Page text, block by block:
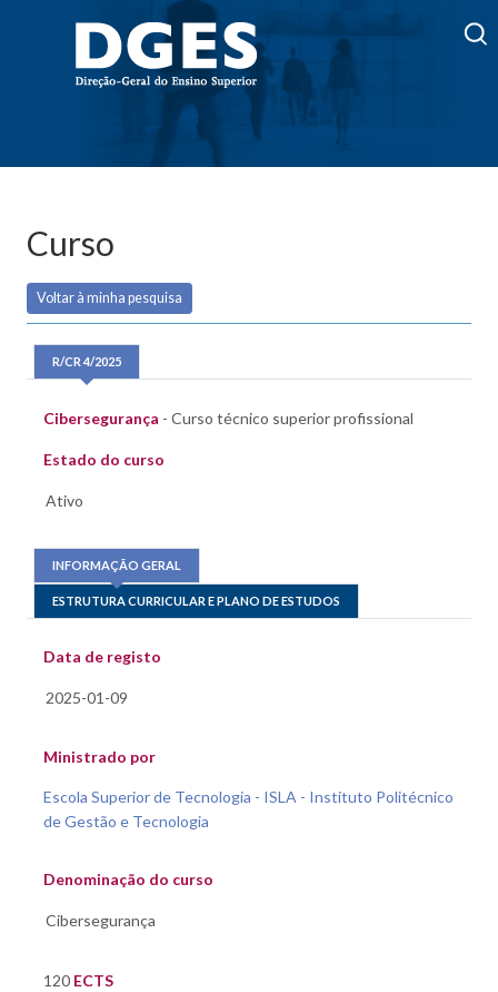
Curso
Voltar à minha pesquisa
R/CR 4/2025
Cibersegurança - Curso técnico superior profissional
Estado do curso
INFORMAÇÃO GERAL
ESTRUTURA CURRICULAR E PLANO DE ESTUDOS
Data de registo
Ministrado por
Escola Superior de Tecnologia - ISLA - Instituto Politécnico
de Gestão e Tecnologia
Denominação do curso
120 ECTS